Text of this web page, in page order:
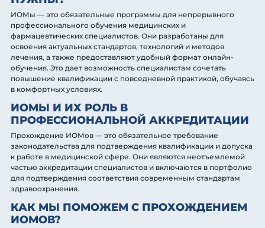
ИОМы — это обязательные программы для непрерывного
профессионального обучения медицинских и
фармацевтических специалистов. Они разработаны для
освоения актуальных стандартов, технологий и методов
лечения, а также предоставляют удобный формат онлайн-
обучения. Это дает возможность специалистам сочетать
повышение квалификации с повседневной практикой, обучаясь
в комфортных условиях.
ИОМЫ И ИХ РОЛЬ В
ПРОФЕССИОНАЛЬНОЙ АККРЕДИТАЦИИ
Прохождение ИОМов — это обязательное требование
законодательства для подтверждения квалификации и допуска
к работе в медицинской сфере. Они являются неотъемлемой
частью аккредитации специалистов и включаются в портфолио
для подтверждения соответствия современным стандартам
здравоохранения.
КАК МЫ ПОМОЖЕМ С ПРОХОЖДЕНИЕМ
ИОМОВ?